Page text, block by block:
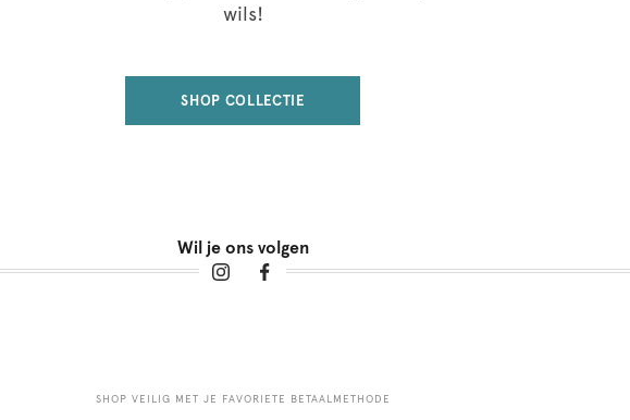
wils!
SHOP COLLECTIE
Wil je ons volgen
SHOP VEILIG MET JE FAVORIETE BETAALMETHODE